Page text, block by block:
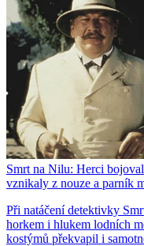
Smrt na Nilu: Herci
vznikaly z nouze a parník
Při natáčení detektivky
horkem i hlukem lodních
kostýmů překvapil i